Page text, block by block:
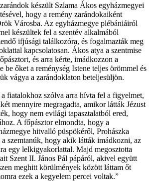
készült Szlama Ákos egyházmegyei
hogy a remény zarándokaiként
Városba. Az egyházmegye plébániáiról
készültek fel a szentév alkalmából
ifjúsági találkozóra, és fogalmazták meg
kapcsolatosan. Ákos atya a szentmise
és arra kérte, imádkozzon a
be őket a reménység Istene teljes örömmel és
vágya a zarándoklaton beteljesüljön.
fiatalokhoz szólva arra hívta fel a figyelmet,
mennyire megragadta, amikor látták Jézust
hogy nem evilági tapasztalatból ered,
A főpásztor elmondta, hogy a
hitvalló püspökéről, Prohászka
szemtanúk, hogy akik látták imádkozni, az
egy lelkigyakorlattal. Majd megosztotta
Szent II. János Pál pápáról, akivel együtt
meghitt körülmények között láttam őt
ezek a kegyelem percei voltak.”